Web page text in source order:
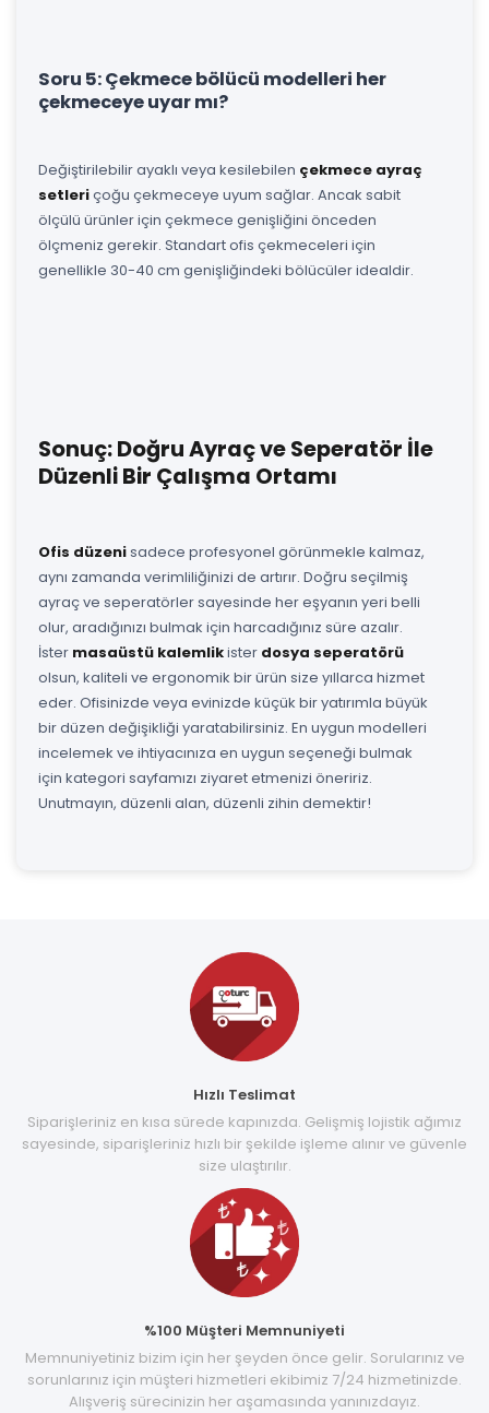
Soru 5: Çekmece bölücü modelleri her
çekmeceye uyar mı?
Değiştirilebilir ayaklı veya kesilebilen çekmece ayraç
setleriçoğu çekmeceye uyum sağlar. Ancak sabit
ölçülü ürünler için çekmece genişliğini önceden
ölçmeniz gerekir. Standart ofis çekmeceleri için
genellikle 30-40 cm genişliğindeki bölücüler idealdir.
Sonuç: Doğru Ayraç ve Seperatör İle
Düzenli Bir Çalışma Ortamı
Ofis düzenisadece profesyonel görünmekle kalmaz,
aynı zamanda verimliliğinizi de artırır. Doğru seçilmiş
ayraç ve seperatörler sayesinde her eşyanın yeri belli
olur, aradığınızı bulmak için harcadığınız süre azalır.
İster masaüstü kalemlikister dosya seperatörü
olsun, kaliteli ve ergonomik bir ürün size yıllarca hizmet
eder. Ofisinizde veya evinizde küçük bir yatırımla büyük
bir düzen değişikliği yaratabilirsiniz. En uygun modelleri
incelemek ve ihtiyacınıza en uygun seçeneği bulmak
için kategori sayfamızı ziyaret etmenizi öneririz.
Unutmayın, düzenli alan, düzenli zihin demektir!
Hızlı Teslimat
Siparişleriniz en kısa sürede kapınızda. Gelişmiş lojistik ağımız
sayesinde, siparişleriniz hızlı bir şekilde işleme alınır ve güvenle
size ulaştırılır.
%100 Müşteri Memnuniyeti
Memnuniyetiniz bizim için her şeyden önce gelir. Sorularınız ve
sorunlarınız için müşteri hizmetleri ekibimiz 7/24 hizmetinizde.
Alışveriş sürecinizin her aşamasında yanınızdayız.